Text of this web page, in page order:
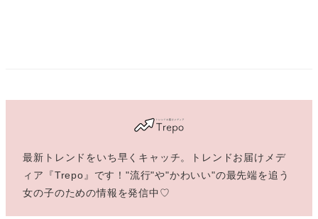
最新トレンドをいち早くキャッチ。トレンドお届けメデ
ィア『Trepo』です！"流行"や"かわいい"の最先端を追う
女の子のための情報を発信中♡